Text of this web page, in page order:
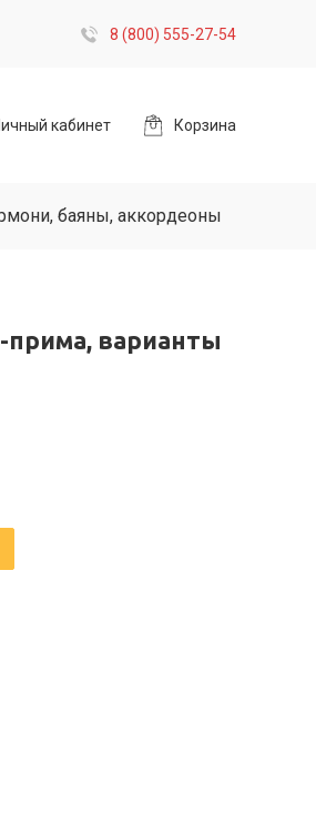
8 (800) 555-27-54
кабинет Корзина
баяны, аккордеоны
прима, варианты